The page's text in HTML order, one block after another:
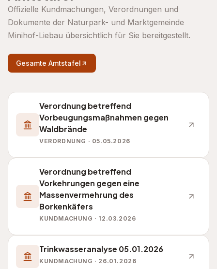
Offizielle Kundmachungen, Verordnungen und
Dokumente der Naturpark- und Marktgemeinde
Minihof-Liebau übersichtlich für Sie bereitgestellt.
Gesamte Amtstafel
Verordnung betreffend
Vorbeugungsmaßnahmen gegen
Waldbrände
VERORDNUNG · 05.05.2026
Verordnung betreffend
Vorkehrungen gegen eine
Massenvermehrung des
Borkenkäfers
KUNDMACHUNG · 12.03.2026
Trinkwasseranalyse 05.01.2026
KUNDMACHUNG · 26.01.2026